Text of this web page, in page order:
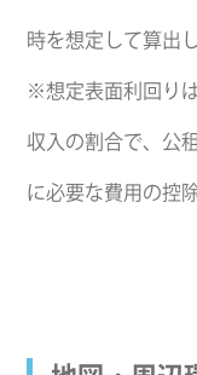
時を想定して算出
※想定表面利回り
収入の割合で、公
に必要な費用の控